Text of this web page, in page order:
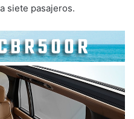
siete pasajeros.